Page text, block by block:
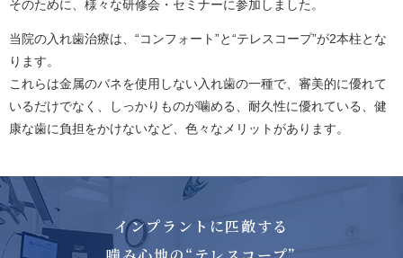
そのために、様々な研修会・セミナーに参加しました。
当院の入れ歯治療は、“コンフォート”と“テレスコープ”が2本柱とな
ります。
これらは金属のバネを使用しない入れ歯の一種で、審美的に優れて
いるだけでなく、しっかりものが噛める、耐久性に優れている、健
康な歯に負担をかけないなど、色々なメリットがあります。
インプラントに匹敵する